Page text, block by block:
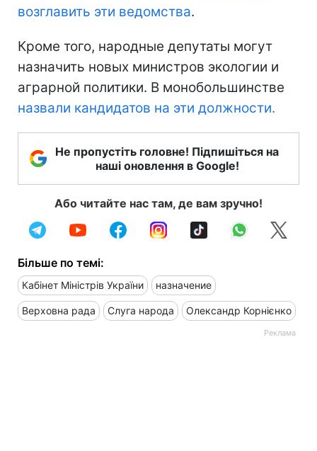
возглавить эти ведомства.
Кроме того, народные депутаты могут
назначить новых министров экологии и
аграрной политики. В монобольшинстве
назвали кандидатов на эти должности.
Не пропустіть головне! Підпишіться на
наші оновлення в Google!
Або читайте нас там, де вам зручно!
Більше по темі:
Кабінет Міністрів України назначение
Верховна рада Слуга народа Олександр Корнієнко